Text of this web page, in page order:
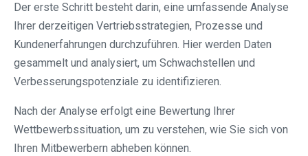
Der erste Schritt besteht darin, eine umfassende Analyse
Ihrer derzeitigen Vertriebsstrategien, Prozesse und
Kundenerfahrungen durchzuführen. Hier werden Daten
gesammelt und analysiert, um Schwachstellen und
Verbesserungspotenziale zu identifizieren.
Nach der Analyse erfolgt eine Bewertung Ihrer
Wettbewerbssituation, um zu verstehen, wie Sie sich von
Ihren Mitbewerbern abheben können.